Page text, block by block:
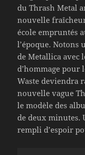
du Thrash Metal
nouvelle
école empruntés
l’époque. Notons
de Metallica avec
d’hommage pour
Waste deviendra
nouvelle vague
le modèle des
de deux minutes.
rempli d’espoir